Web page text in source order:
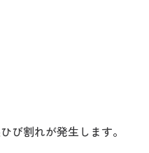
び割れが発生します。